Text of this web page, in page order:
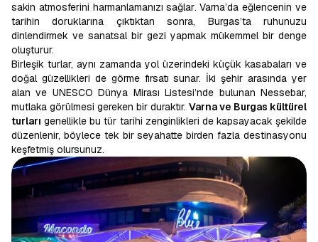
sakin atmosferini harmanlamanızı sağlar. Varna’da eğlencenin ve
tarihin doruklarına çıktıktan sonra, Burgas’ta ruhunuzu
dinlendirmek ve sanatsal bir gezi yapmak mükemmel bir denge
oluşturur.
Birleşik turlar, aynı zamanda yol üzerindeki küçük kasabaları ve
doğal güzellikleri de görme fırsatı sunar. İki şehir arasında yer
alan ve UNESCO Dünya Mirası Listesi’nde bulunan Nessebar,
mutlaka görülmesi gereken bir duraktır. Varna ve Burgas kültürel
turları genellikle bu tür tarihi zenginlikleri de kapsayacak şekilde
düzenlenir, böylece tek bir seyahatte birden fazla destinasyonu
keşfetmiş olursunuz.